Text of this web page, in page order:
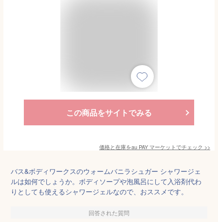
この商品をサイトでみる
価格と在庫をau PAY マーケットでチェック >>
バス&ボディワークスのウォームバニラシュガー シャワージェ
ルは如何でしょうか。ボディソープや泡風呂にして入浴剤代わ
りとしても使えるシャワージェルなので、おススメです。
回答された質問